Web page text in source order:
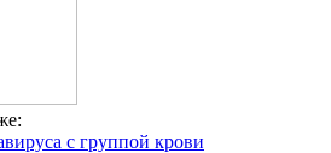
с группой крови